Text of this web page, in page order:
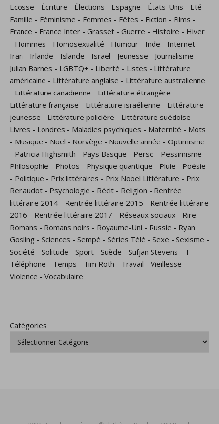
Ecosse - Écriture - Élections - Espagne - États-Unis - Eté -
Famille - Féminisme - Femmes - Fêtes - Fiction - Films -
France - France Inter - Grasset - Guerre - Histoire - Hiver
- Hommes - Homosexualité - Humour - Inde - Internet -
Iran - Irlande - Islande - Israël - Jeunesse - Journalisme -
Julian Barnes - LGBTQ+ - Liberté - Listes - Littérature
américaine - Littérature anglaise - Littérature australienne
- Littérature canadienne - Littérature étrangère -
Littérature française - Littérature israélienne - Littérature
jeunesse - Littérature policière - Littérature suédoise -
Livres - Londres - Maladies psychiques - Maternité - Mots
- Musique - Noël - Norvège - Nouvelle année - Optimisme
- Patricia Highsmith - Pays Basque - Perso - Pessimisme -
Philosophie - Photos - Physique quantique - Pluie - Poésie
- Politique - Prix littéraires - Prix Nobel Littérature - Prix
Renaudot - Psychologie - Récit - Religion - Rentrée
littéraire 2014 - Rentrée littéraire 2015 - Rentrée littéraire
2016 - Rentrée littéraire 2017 - Réseaux sociaux - Rire -
Romans - Romans noirs - Royaume-Uni - Russie - Ryan
Gosling - Sciences - Sempé - Séries Télé - Sexe - Sexisme -
Société - Solitude - Sport - Suède - Sufjan Stevens - T -
Téléphone - Temps - Tim Roth - Travail - Vieillesse -
Violence - Vocabulaire
Catégories